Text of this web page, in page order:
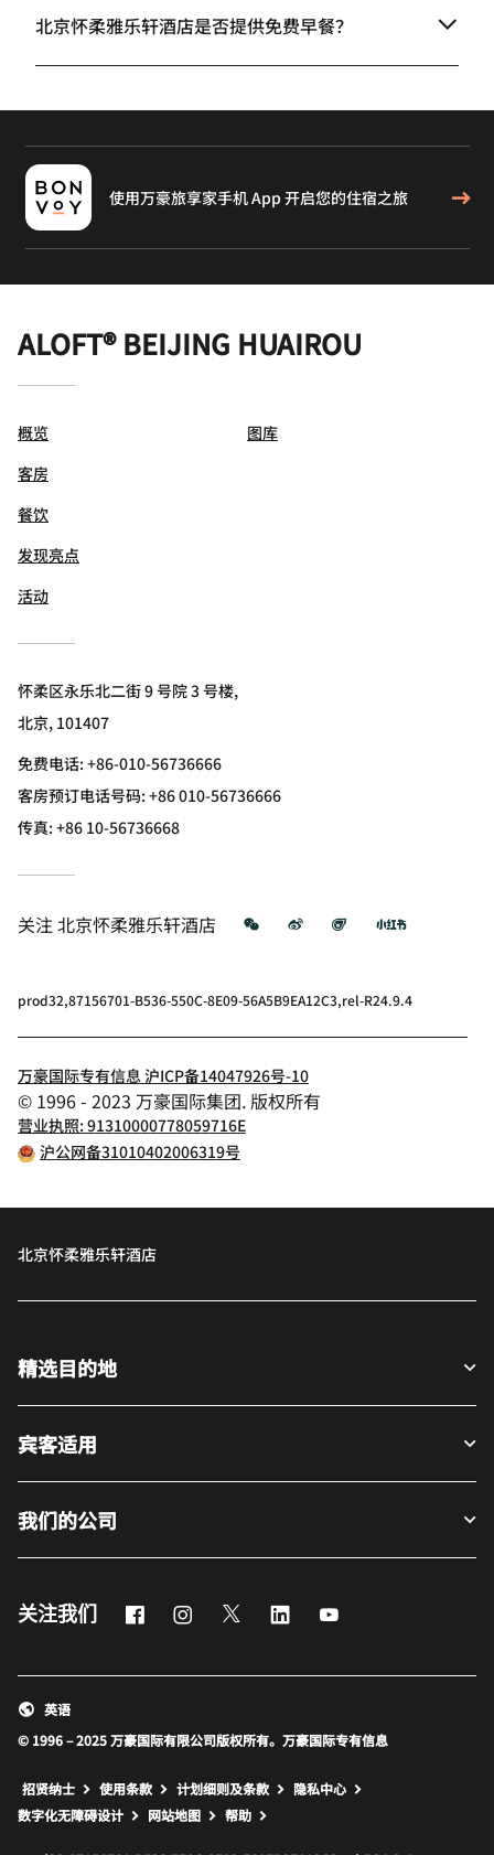
北京怀柔雅乐轩酒店是否提供免费早餐？
使用万豪旅享家手机 App 开启您的住宿之旅
ALOFT® BEIJING HUAIROU
概览
客房
餐饮
发现亮点
活动
图库
怀柔区永乐北二街 9 号院 3 号楼,
北京, 101407
免费电话:+86-010-56736666
客房预订电话号码: +86 010-56736666
传真:+86 10-56736668
关注北京怀柔雅乐轩酒店 微信 微博 飞猪 小红书
prod32,87156701-B536-550C-8E09-56A5B9EA12C3,rel-R24.9.4
万豪国际专有信息 沪ICP备14047926号-10
© 1996 - 2023 万豪国际集团. 版权所有
营业执照: 91310000778059716E
沪公网备31010402006319号
北京怀柔雅乐轩酒店
精选目的地
宾客适用
我们的公司
关注我们 FacebookInstagram
Twitter LinkedIn
© 1996 – 2025 万豪国际有限公司版权所有。万豪国际专有信息
英语
招贤纳士 使用条款 计划细则及条款
隐私中心
数字化无障碍设计
网站地图 打开新窗口
帮助